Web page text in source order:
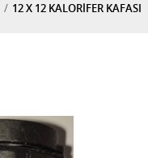
12 X 12 KALORİFER KAFASI